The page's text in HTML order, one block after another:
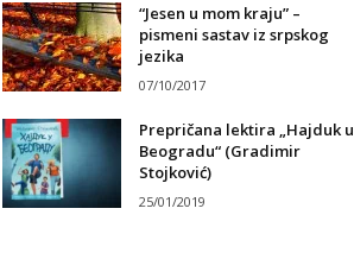
“Jesen u mom kraju” –
pismeni sastav iz srpskog
jezika
07/10/2017
Prepričana lektira „Hajduk u
Beogradu“ (Gradimir
Stojković)
25/01/2019